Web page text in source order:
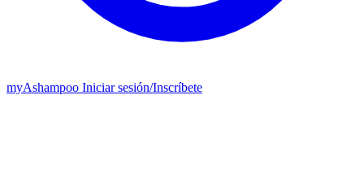
myAshampoo Iniciar sesión/Inscríbete